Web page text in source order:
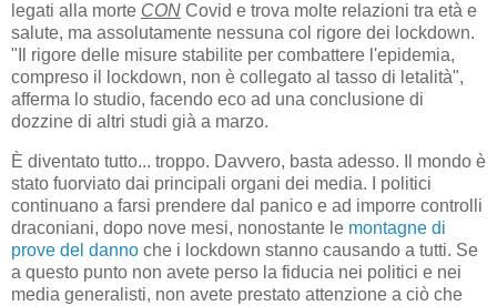
legati alla morte CON Covid e trova molte relazioni tra età e
salute, ma assolutamente nessuna col rigore dei lockdown.
"Il rigore delle misure stabilite per combattere l'epidemia,
compreso il lockdown, non è collegato al tasso di letalità",
afferma lo studio, facendo eco ad una conclusione di
dozzine di altri studi già a marzo.
È diventato tutto... troppo. Davvero, basta adesso. Il mondo è
stato fuorviato dai principali organi dei media. I politici
continuano a farsi prendere dal panico e ad imporre controlli
draconiani, dopo nove mesi, nonostante le montagne di
prove del danno che i lockdown stanno causando a tutti. Se
a questo punto non avete perso la fiducia nei politici e nei
media generalisti, non avete prestato attenzione a ciò che